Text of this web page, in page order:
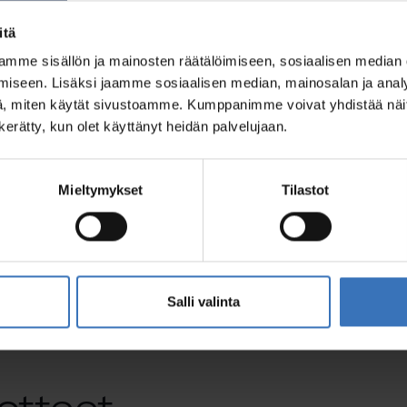
sisällön ja mainosten räätälöimiseen, sosiaalisen
Lisäksi jaamme sosiaalisen median, mainosalan ja
miten käytät sivustoamme. Kumppanimme voivat yhdistää
kun olet käyttänyt heidän palvelujaan.
Mieltymykset Tilastot
Salli valinta